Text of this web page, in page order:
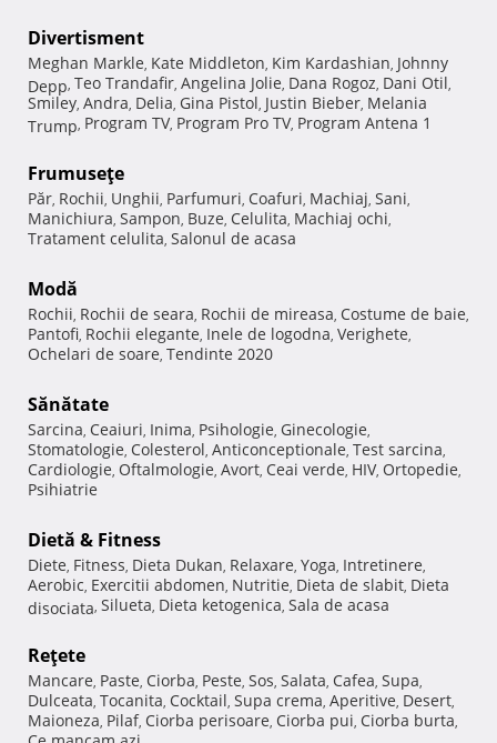
Divertisment
Meghan Markle, Kate Middleton, Kim Kardashian, Johnny
Depp, Teo Trandafir, Angelina Jolie, Dana Rogoz, Dani Otil,
Smiley, Andra, Delia, Gina Pistol, Justin Bieber, Melania
Trump, Program TV, Program Pro TV, Program Antena 1
Frumuseţe
Păr, Rochii, Unghii, Parfumuri, Coafuri, Machiaj, Sani,
Manichiura, Sampon, Buze, Celulita, Machiaj ochi,
Tratament celulita, Salonul de acasa
Modă
Rochii, Rochii de seara, Rochii de mireasa, Costume de baie,
Pantofi, Rochii elegante, Inele de logodna, Verighete,
Ochelari de soare, Tendinte 2020
Sănătate
Sarcina, Ceaiuri, Inima, Psihologie, Ginecologie,
Stomatologie, Colesterol, Anticonceptionale, Test sarcina,
Cardiologie, Oftalmologie, Avort, Ceai verde, HIV, Ortopedie,
Psihiatrie
Dietă & Fitness
Diete, Fitness, Dieta Dukan, Relaxare, Yoga, Intretinere,
Aerobic, Exercitii abdomen, Nutritie, Dieta de slabit, Dieta
disociata, Silueta, Dieta ketogenica, Sala de acasa
Reţete
Mancare, Paste, Ciorba, Peste, Sos, Salata, Cafea, Supa,
Dulceata, Tocanita, Cocktail, Supa crema, Aperitive, Desert,
Maioneza, Pilaf, Ciorba perisoare, Ciorba pui, Ciorba burta,